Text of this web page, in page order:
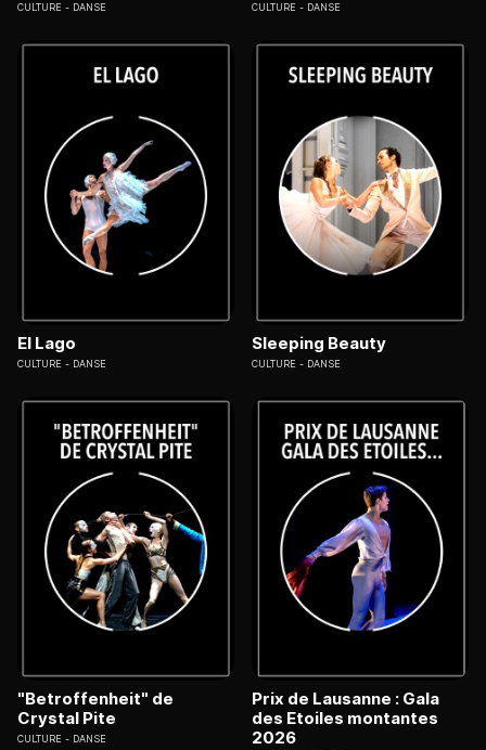
CULTURE DANSE CULTURE DANSE
El Lago
CULTURE DANSE
Sleeping Beauty
CULTURE DANSE
"Betroffenheit" de
Crystal Pite
CULTURE DANSE
Prix de Lausanne : Gala
des Etoiles montantes
2026